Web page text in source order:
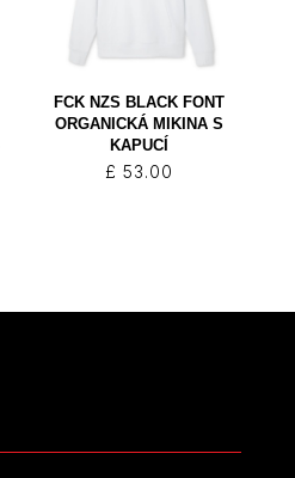
FCK NZS BLACK FONT
ORGANICKÁ MIKINA S
KAPUCÍ
£ 53.00